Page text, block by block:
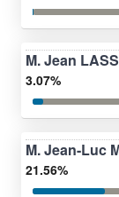
M. Jean
3.07%
M. Jean-Luc
21.56%